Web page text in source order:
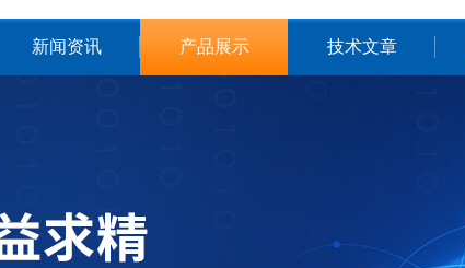
新闻资讯 产品展示 技术文章